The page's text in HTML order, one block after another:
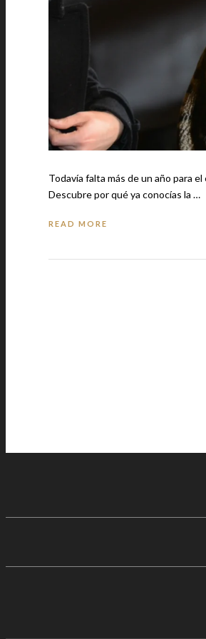
Todavía falta más de un año para el
Descubre por qué ya conocías la …
READ MORE